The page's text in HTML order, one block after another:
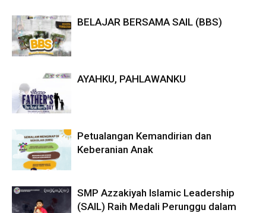
BELAJAR BERSAMA SAIL (BBS)
AYAHKU, PAHLAWANKU
Petualangan Kemandirian dan
Keberanian Anak
SMP Azzakiyah Islamic Leadership
(SAIL) Raih Medali Perunggu dalam